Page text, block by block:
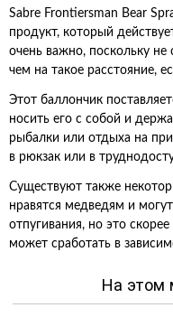
Sabre Frontiersman Bear
продукт, который
очень важно, поскольку
чем на такое расстояние,
Этот баллончик
носить его с собой и
рыбалки или отдыха на
в рюкзак или в
Существуют также
нравятся медведям и
отпугивания, но это
может сработать в
На этом